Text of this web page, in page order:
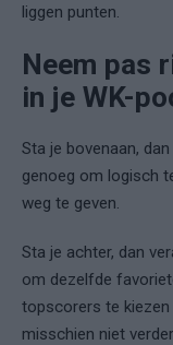
liggen punten.
Neem pas
in je WK-
Sta je bovenaan,
genoeg om logisch
weg te geven.
Sta je achter, dan
om dezelfde
topscorers te kiezen
misschien niet